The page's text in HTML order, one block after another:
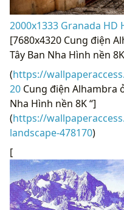
2000x1333 Granada HD
[7680x4320 Cung điện
Tây Ban Nha Hình nền
(https://
20 Cung điện Alhambra
Nha Hình nền 8K “]
(https://
landscape-478170)
[